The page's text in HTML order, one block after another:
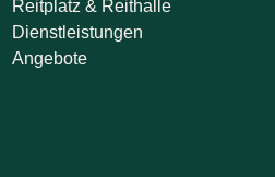
Reitplatz & Reithalle
Dienstleistungen
Angebote